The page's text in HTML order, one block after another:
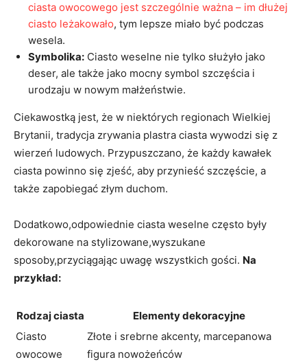
ciasta owocowego jest szczególnie ważna – im dłużej
ciasto leżakowało, tym lepsze miało być podczas
wesela.
Symbolika: Ciasto weselne nie tylko służyło jako
deser, ale także jako mocny symbol szczęścia i
urodzaju w nowym małżeństwie.
Ciekawostką jest, że w niektórych regionach Wielkiej
Brytanii, tradycja zrywania plastra ciasta wywodzi się z
wierzeń ludowych. Przypuszczano, że każdy kawałek
ciasta powinno się zjeść, aby przynieść szczęście, a
także zapobiegać złym duchom.
Dodatkowo,odpowiednie ciasta weselne często były
dekorowane na stylizowane,wyszukane
sposoby,przyciągając uwagę wszystkich gości. Na
przykład:
Rodzaj ciasta
Elementy dekoracyjne
Ciasto
owocowe
Złote i srebrne akcenty, marcepanowa
figura nowożeńców